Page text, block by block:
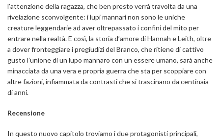
l’attenzione della ragazza, che ben presto verrà travolta da una
rivelazione sconvolgente: i lupi mannari non sono le uniche
creature leggendarie ad aver oltrepassato i confini del mito per
entrare nella realtà. E così, la storia d’amore di Hannah e Leith, oltre
a dover fronteggiare i pregiudizi del Branco, che ritiene di cattivo
gusto l’unione di un lupo mannaro con un essere umano, sarà anche
minacciata da una vera e propria guerra che sta per scoppiare con
altre fazioni, infiammata da contrasti che si trascinano da centinaia
di anni.
Recensione
In questo nuovo capitolo troviamo i due protagonisti principali,